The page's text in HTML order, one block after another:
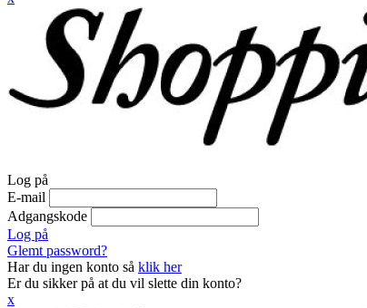
Log på
E-mail
Adgangskode
Log på
Glemt password?
Har du ingen konto så klik her
Er du sikker på at du vil slette din konto?
x